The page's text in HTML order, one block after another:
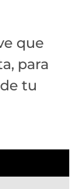
que
para
tu